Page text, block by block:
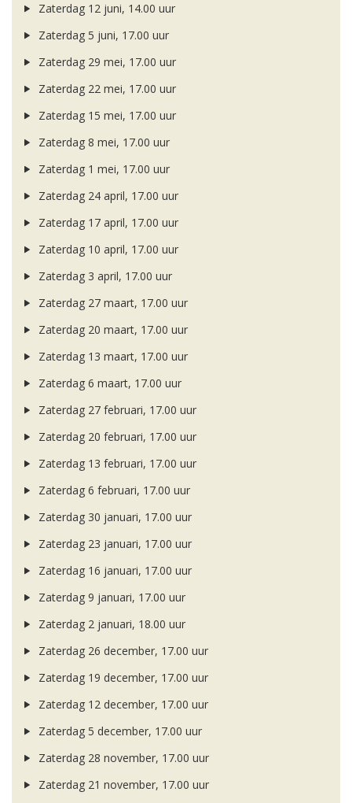
Zaterdag 12 juni, 14.00 uur
Zaterdag 5 juni, 17.00 uur
Zaterdag 29 mei, 17.00 uur
Zaterdag 22 mei, 17.00 uur
Zaterdag 15 mei, 17.00 uur
Zaterdag 8 mei, 17.00 uur
Zaterdag 1 mei, 17.00 uur
Zaterdag 24 april, 17.00 uur
Zaterdag 17 april, 17.00 uur
Zaterdag 10 april, 17.00 uur
Zaterdag 3 april, 17.00 uur
Zaterdag 27 maart, 17.00 uur
Zaterdag 20 maart, 17.00 uur
Zaterdag 13 maart, 17.00 uur
Zaterdag 6 maart, 17.00 uur
Zaterdag 27 februari, 17.00 uur
Zaterdag 20 februari, 17.00 uur
Zaterdag 13 februari, 17.00 uur
Zaterdag 6 februari, 17.00 uur
Zaterdag 30 januari, 17.00 uur
Zaterdag 23 januari, 17.00 uur
Zaterdag 16 januari, 17.00 uur
Zaterdag 9 januari, 17.00 uur
Zaterdag 2 januari, 18.00 uur
Zaterdag 26 december, 17.00 uur
Zaterdag 19 december, 17.00 uur
Zaterdag 12 december, 17.00 uur
Zaterdag 5 december, 17.00 uur
Zaterdag 28 november, 17.00 uur
Zaterdag 21 november, 17.00 uur